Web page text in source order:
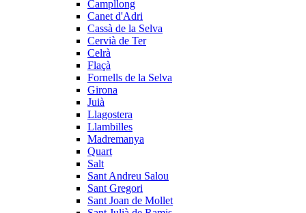
Campllong
Canet d'Adri
Cassà de la Selva
Cervià de Ter
Celrà
Flaçà
Fornells de la Selva
Girona
Juià
Llagostera
Llambilles
Madremanya
Quart
Salt
Sant Andreu Salou
Sant Gregori
Sant Joan de Mollet